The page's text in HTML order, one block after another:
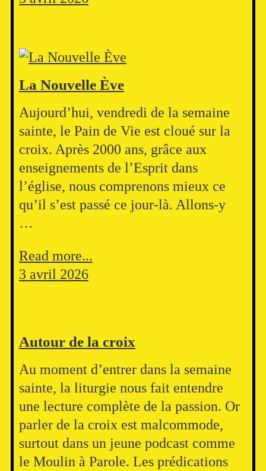
La Nouvelle Ève
Aujourd’hui, vendredi de la semaine
sainte, le Pain de Vie est cloué sur la
croix. Après 2000 ans, grâce aux
enseignements de l’Esprit dans
l’église, nous comprenons mieux ce
qu’il s’est passé ce jour-là. Allons-y
…
Read more...
3 avril 2026
Autour de la croix
Au moment d’entrer dans la semaine
sainte, la liturgie nous fait entendre
une lecture complète de la passion. Or
parler de la croix est malcommode,
surtout dans un jeune podcast comme
le Moulin à Parole. Les prédications